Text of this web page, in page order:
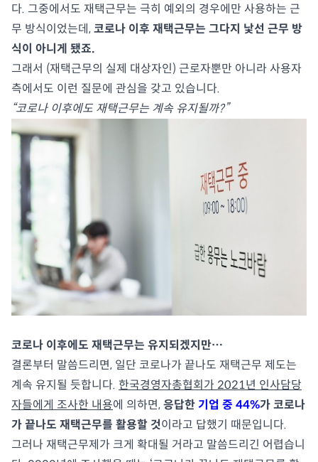
다. 그중에서도 재택근무는 극히 예외의 경우에만 사용하는 근
무 방식이었는데,코로나 이후 재택근무는 그다지 낯선 근무 방
식이 아니게 됐죠.
그래서 (재택근무의 실제 대상자인) 근로자뿐만 아니라 사용자
측에서도 이런 질문에 관심을 갖고 있습니다.
“코로나 이후에도 재택근무는 계속 유지될까?”
코로나 이후에도 재택근무는 유지되겠지만…
결론부터 말씀드리면, 일단 코로나가 끝나도 재택근무 제도는
계속 유지될 듯합니다. 한국경영자총협회가 2021년 인사담당
자들에게 조사한 내용에 의하면,응답한 기업 중 44%가 코로나
가 끝나도 재택근무를 활용할 것이라고 답했기 때문입니다.
그러나 재택근무제가 크게 확대될 거라고 말씀드리긴 어렵습니